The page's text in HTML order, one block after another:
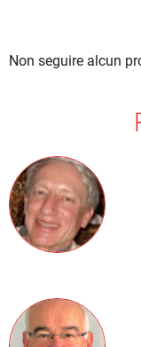
Non seguire alcun